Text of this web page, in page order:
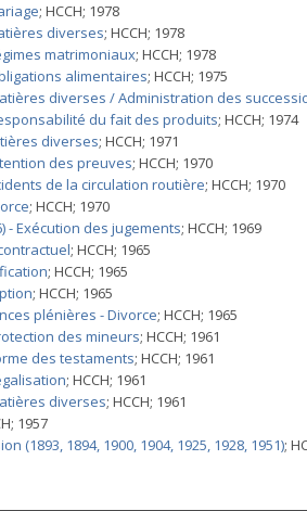
; HCCH; 1978
diverses; HCCH; 1978
matrimoniaux; HCCH; 1978
alimentaires; HCCH; 1975
diverses / Administration des
du fait des produits; HCCH; 1974
diverses; HCCH; 1971
des preuves; HCCH; 1970
de la circulation routière; HCCH; 1970
; HCCH; 1970
- Exécution des jugements; HCCH; 1969
; HCCH; 1965
; HCCH; 1965
; HCCH; 1965
plénières - Divorce; HCCH; 1965
des mineurs; HCCH; 1961
des testaments; HCCH; 1961
; HCCH; 1961
diverses; HCCH; 1961
1957
1894, 1900, 1904, 1925, 1928, 1951);